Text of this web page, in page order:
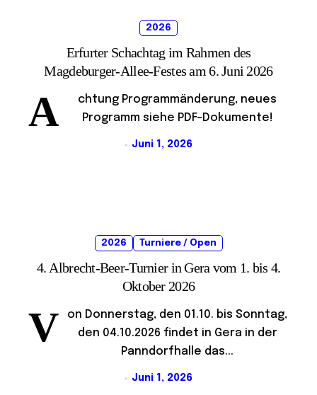
2026
Erfurter Schachtag im Rahmen des
Magdeburger-Allee-Festes am 6. Juni 2026
A
chtung Programmänderung, neues
Programm siehe PDF-Dokumente!
Juni 1, 2026
2026 Turniere / Open
4. Albrecht-Beer-Turnier in Gera vom 1. bis 4.
Oktober 2026
V
on Donnerstag, den 01.10. bis Sonntag,
den 04.10.2026 findet in Gera in der
Panndorfhalle das...
Juni 1, 2026